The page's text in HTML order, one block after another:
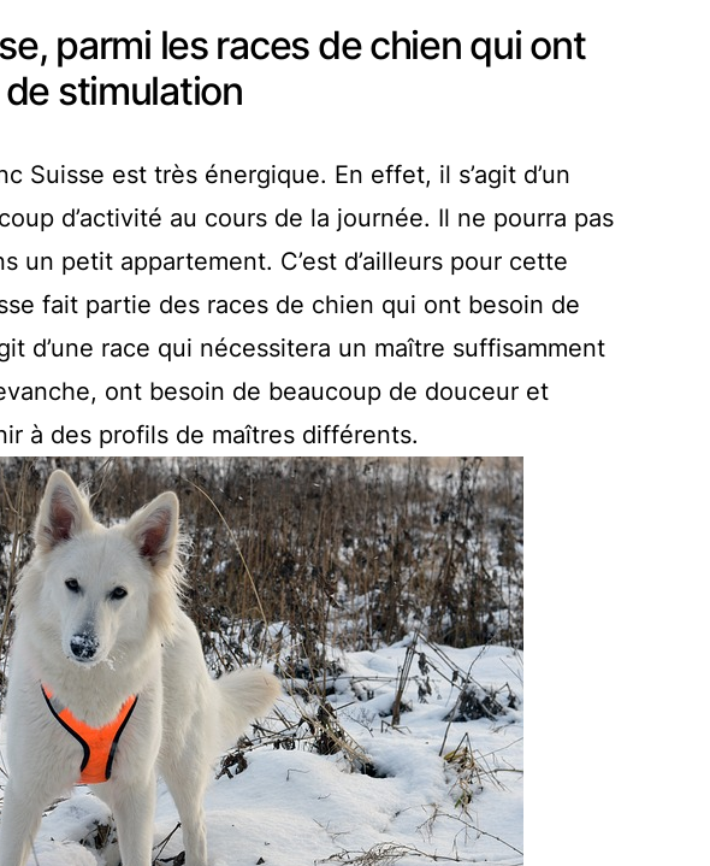
parmi les races de chien qui ont
stimulation
Suisse est très énergique. En effet, il s’agit d’un
d’activité au cours de la journée. Il ne pourra pas
un petit appartement. C’est d’ailleurs pour cette
fait partie des races de chien qui ont besoin de
d’une race qui nécessitera un maître suffisamment
ont besoin de beaucoup de douceur et
à des profils de maîtres différents.